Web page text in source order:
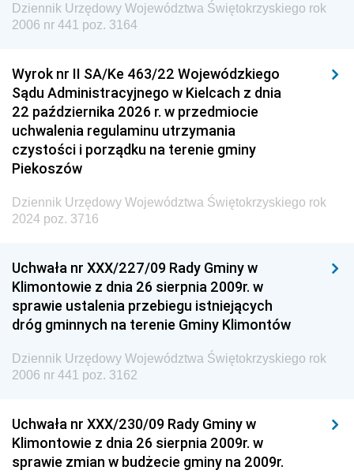
Dziennik Urzędowy Agencji Wywiadu
Dziennik Urzędowy Województwa Świętokrzyskiego rok
2006 nr 441 poz. 3164
Wyrok nr II SA/Ke 463/22 Wojewódzkiego
Sądu Administracyjnego w Kielcach z dnia
22 października 2026 r. w przedmiocie
uchwalenia regulaminu utrzymania
czystości i porządku na terenie gminy
Piekoszów
Dziennik Urzędowy Województwa Świętokrzyskiego rok
2024 poz. 3716
Uchwała nr XXX/227/09 Rady Gminy w
Klimontowie z dnia 26 sierpnia 2009r. w
sprawie ustalenia przebiegu istniejących
dróg gminnych na terenie Gminy Klimontów
Dziennik Urzędowy Województwa Świętokrzyskiego rok
2006 nr 441 poz. 3162
Uchwała nr XXX/230/09 Rady Gminy w
Klimontowie z dnia 26 sierpnia 2009r. w
sprawie zmian w budżecie gminy na 2009r.